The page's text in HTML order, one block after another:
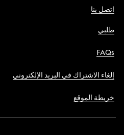
اتصل بنا
طلبي
FAQs
إلغاء الاشتراك في البريد الإلكتروني
خريطة الموقع